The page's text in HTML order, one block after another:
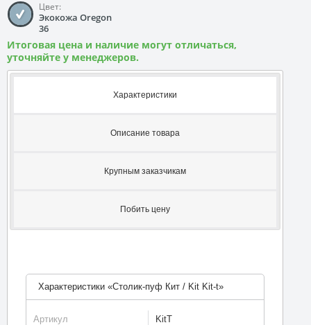
Цвет:
Экокожа Oregon
36
Итоговая цена и наличие могут отличаться,
уточняйте у менеджеров.
Характеристики
Описание товара
Крупным заказчикам
Побить цену
Характеристики «Столик-пуф Кит / Kit Kit-t»
Артикул
KitT